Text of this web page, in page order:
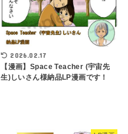
2026.02.17
【漫画】Space Teacher (宇宙先
生)しいさん様納品LP漫画です！